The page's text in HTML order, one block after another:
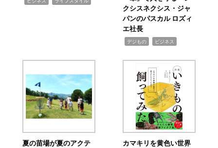
クシスネクシス・ジャ
パンのパスカル ロズィ
エ社長
デジもの ビジネス
夏の苗場が夏のアクテ
カマキリを黄色い世界